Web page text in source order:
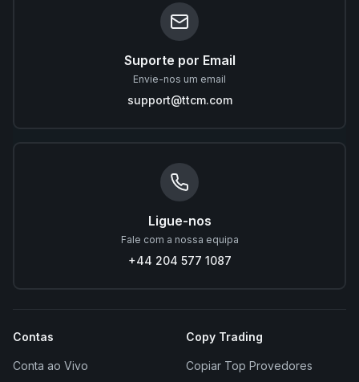
Suporte por Email
Envie-nos um email
support@ttcm.com
Ligue-nos
Fale com a nossa equipa
+44 204 577 1087
Contas
Conta ao Vivo
Copy Trading
Copiar Top Provedores